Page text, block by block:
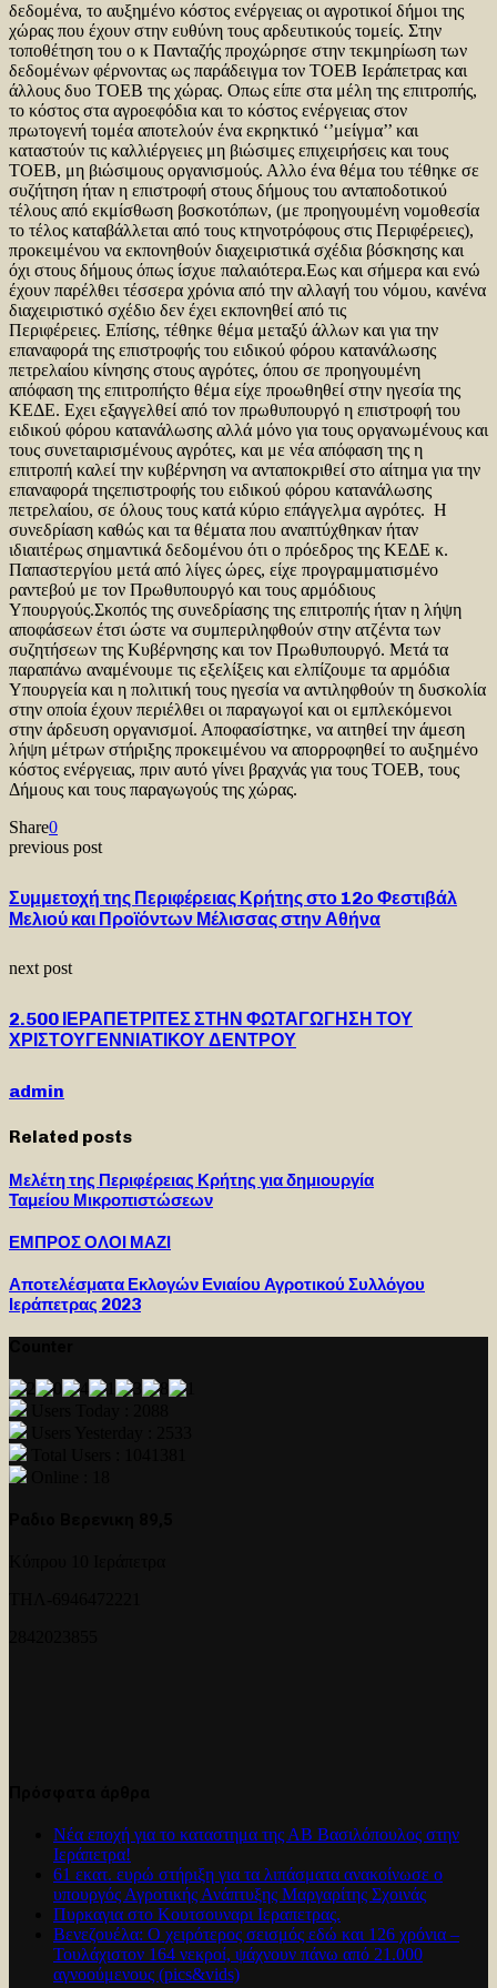
δεδομένα, το αυξημένο κόστος ενέργειας οι αγροτικοί δήμοι της
χώρας που έχουν στην ευθύνη τους αρδευτικούς τομείς. Στην
τοποθέτηση του ο κ Πανταζής προχώρησε στην τεκμηρίωση των
δεδομένων φέρνοντας ως παράδειγμα τον ΤΟΕΒ Ιεράπετρας και
άλλους δυο ΤΟΕΒ της χώρας. Οπως είπε στα μέλη της επιτροπής,
το κόστος στα αγροεφόδια και το κόστος ενέργειας στον
πρωτογενή τομέα αποτελούν ένα εκρηκτικό ‘’μείγμα’’ και
καταστούν τις καλλιέργειες μη βιώσιμες επιχειρήσεις και τους
ΤΟΕΒ, μη βιώσιμους οργανισμούς. Αλλο ένα θέμα του τέθηκε σε
συζήτηση ήταν η επιστροφή στους δήμους του ανταποδοτικού
τέλους από εκμίσθωση βοσκοτόπων, (με προηγουμένη νομοθεσία
το τέλος καταβάλλεται από τους κτηνοτρόφους στις Περιφέρειες),
προκειμένου να εκπονηθούν διαχειριστικά σχέδια βόσκησης και
όχι στους δήμους όπως ίσχυε παλαιότερα.Εως και σήμερα και ενώ
έχουν παρέλθει τέσσερα χρόνια από την αλλαγή του νόμου, κανένα
διαχειριστικό σχέδιο δεν έχει εκπονηθεί από τις
Περιφέρειες. Επίσης, τέθηκε θέμα μεταξύ άλλων και για την
επαναφορά της επιστροφής του ειδικού φόρου κατανάλωσης
πετρελαίου κίνησης στους αγρότες, όπου σε προηγουμένη
απόφαση της επιτροπήςτο θέμα είχε προωθηθεί στην ηγεσία της
ΚΕΔΕ. Εχει εξαγγελθεί από τον πρωθυπουργό η επιστροφή του
ειδικού φόρου κατανάλωσης αλλά μόνο για τους οργανωμένους και
τους συνεταιρισμένους αγρότες, και με νέα απόφαση της η
επιτροπή καλεί την κυβέρνηση να ανταποκριθεί στο αίτημα για την
επαναφορά τηςεπιστροφής του ειδικού φόρου κατανάλωσης
πετρελαίου, σε όλους τους κατά κύριο επάγγελμα αγρότες. Η
συνεδρίαση καθώς και τα θέματα που αναπτύχθηκαν ήταν
ιδιαιτέρως σημαντικά δεδομένου ότι ο πρόεδρος της ΚΕΔΕ κ.
Παπαστεργίου μετά από λίγες ώρες, είχε προγραμματισμένο
ραντεβού με τον Πρωθυπουργό και τους αρμόδιους
Υπουργούς.Σκοπός της συνεδρίασης της επιτροπής ήταν η λήψη
αποφάσεων έτσι ώστε να συμπεριληφθούν στην ατζέντα των
συζητήσεων της Κυβέρνησης και τον Πρωθυπουργό. Μετά τα
παραπάνω αναμένουμε τις εξελίξεις και ελπίζουμε τα αρμόδια
Υπουργεία και η πολιτική τους ηγεσία να αντιληφθούν τη δυσκολία
στην οποία έχουν περιέλθει οι παραγωγοί και οι εμπλεκόμενοι
στην άρδευση οργανισμοί. Αποφασίστηκε, να αιτηθεί την άμεση
λήψη μέτρων στήριξης προκειμένου να απορροφηθεί το αυξημένο
κόστος ενέργειας, πριν αυτό γίνει βραχνάς για τους ΤΟΕΒ, τους
Δήμους και τους παραγωγούς της χώρας.
Share0
previous post
Συμμετοχή της Περιφέρειας Κρήτης στο 12ο Φεστιβάλ
Μελιού και Προϊόντων Μέλισσας στην Αθήνα
next post
2.500 ΙΕΡΑΠΕΤΡΙΤΕΣ ΣΤΗΝ ΦΩΤΑΓΩΓΗΣΗ ΤΟΥ
ΧΡΙΣΤΟΥΓΕΝΝΙΑΤΙΚΟΥ ΔΕΝΤΡΟΥ
admin
Related posts
Μελέτη της Περιφέρειας Κρήτης για δημιουργία
Ταμείου Μικροπιστώσεων
ΕΜΠΡΟΣ ΟΛΟΙ ΜΑΖΙ
Αποτελέσματα Εκλογών Ενιαίου Αγροτικού Συλλόγου
Ιεράπετρας 2023
Νέα εποχή για το καταστημα της ΑΒ Βασιλόπουλος στην
Ιεράπετρα!
61 εκατ. ευρώ στήριξη για τα λιπάσματα ανακοίνωσε ο
υπουργός Αγροτικής Ανάπτυξης Μαργαρίτης Σχοινάς
Πυρκαγια στο Κουτσουναρι Ιεραπετρας.
Βενεζουέλα: Ο χειρότερος σεισμός εδώ και 126 χρόνια –
Τουλάχιστον 164 νεκροί, ψάχνουν πάνω από 21.000
αγνοούμενους (pics&vids)